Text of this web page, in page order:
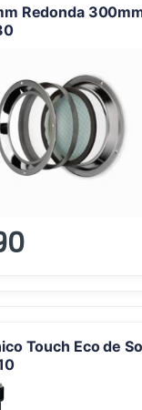
Redonda
Touch Eco de